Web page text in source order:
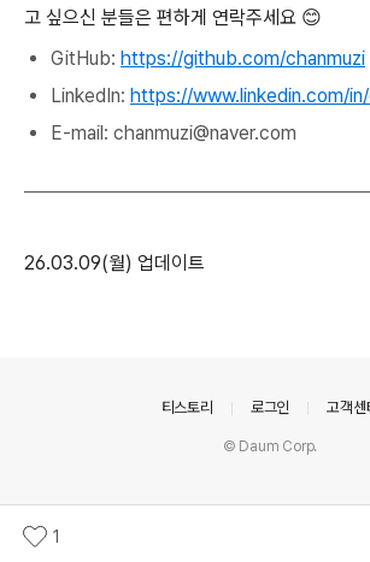
고 싶으신 분들은 편하게 연락주세요 😊
GitHub: https://github.com/chanmuzi
LinkedIn: https://www.linkedin.com/
E-mail: chanmuzi@naver.com
26.03.09(월) 업데이트
1
티스토리 로그인 고객센
© Daum Corp.